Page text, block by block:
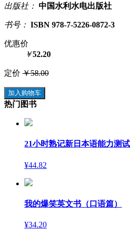
出版社： 中国水利水电出版社
书号： ISBN 978-7-5226-0872-3
优惠价
￥52.20
定价 ￥58.00
加入购物车
热门图书
21小时熟记新日本语能力测
¥44.82
我的爆笑英文书（口语篇）
¥34.20